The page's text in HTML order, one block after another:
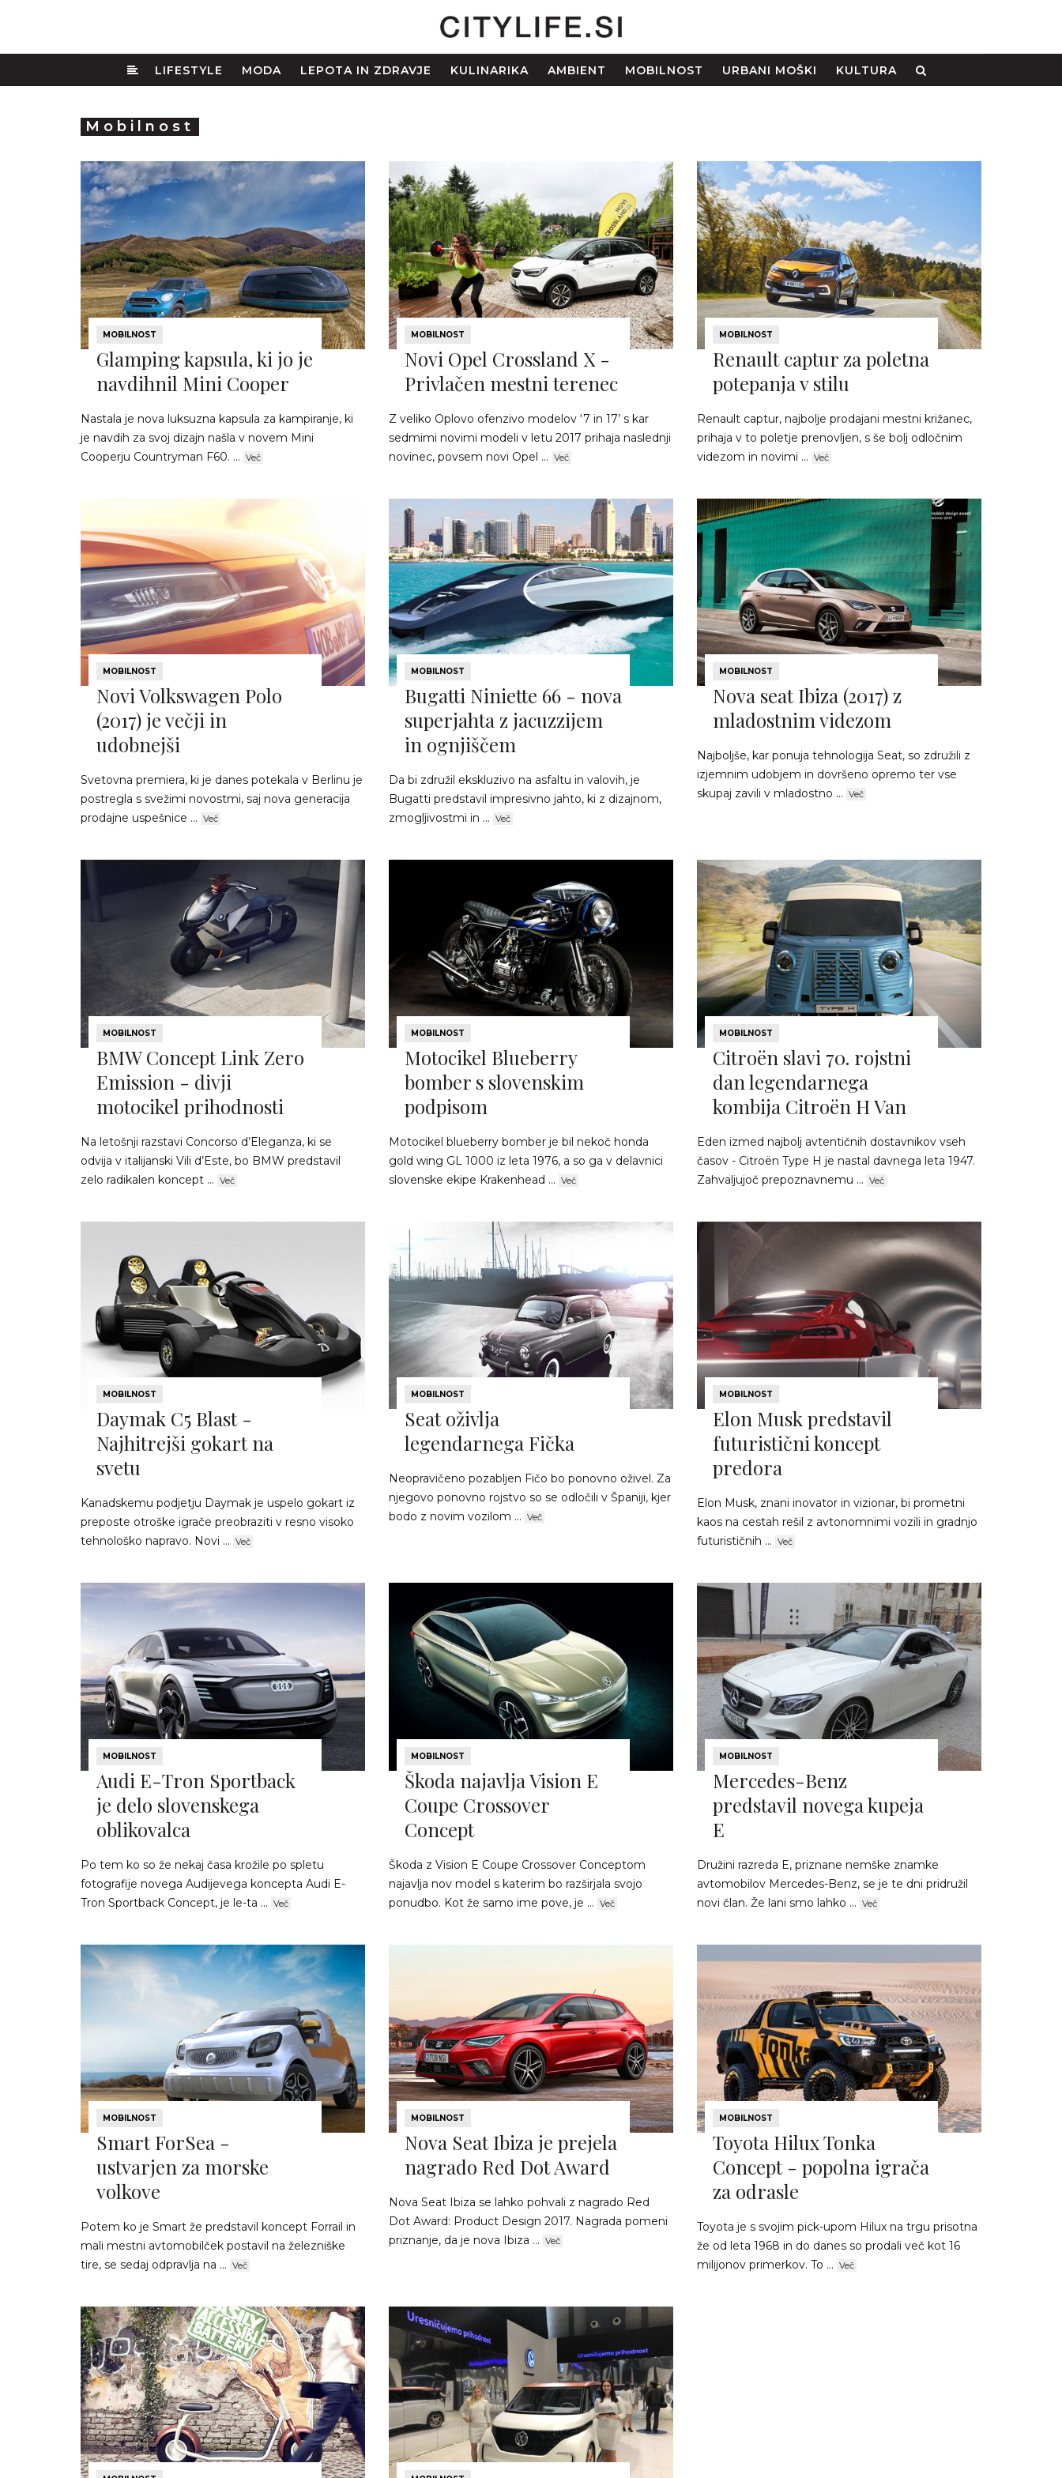
LIFESTYLE MODA LEPOTA IN ZDRAVJE KULINARIKA AMBIENT MOBILNOST URBANI MOŠKI KULTURA
Mobilnost
MOBILNOST
Glamping kapsula, ki jo je
navdihnil Mini Cooper
Nastala je nova luksuzna kapsula za kampiranje, ki
je navdih za svoj dizajn našla v novem Mini
Cooperju Countryman F60. ... Več
MOBILNOST
Novi Opel Crossland X -
Privlačen mestni terenec
Z veliko Oplovo ofenzivo modelov ‘7 in 17’ s kar
sedmimi novimi modeli v letu 2017 prihaja naslednji
novinec, povsem novi Opel ... Več
MOBILNOST
Renault captur za poletna
potepanja v stilu
Renault captur, najbolje prodajani mestni križanec,
prihaja v to poletje prenovljen, s še bolj odločnim
videzom in novimi ... Več
MOBILNOST
Novi Volkswagen Polo
(2017) je večji in
udobnejši
Svetovna premiera, ki je danes potekala v Berlinu je
postregla s svežimi novostmi, saj nova generacija
prodajne uspešnice ... Več
MOBILNOST
Bugatti Niniette 66 - nova
superjahta z jacuzzijem
in ognjiščem
Da bi združil ekskluzivo na asfaltu in valovih, je
Bugatti predstavil impresivno jahto, ki z dizajnom,
zmogljivostmi in ... Več
MOBILNOST
Nova seat Ibiza (2017) z
mladostnim videzom
Najboljše, kar ponuja tehnologija Seat, so združili z
izjemnim udobjem in dovršeno opremo ter vse
skupaj zavili v mladostno ... Več
MOBILNOST
BMW Concept Link Zero
Emission - divji
motocikel prihodnosti
Na letošnji razstavi Concorso d’Eleganza, ki se
odvija v italijanski Vili d’Este, bo BMW predstavil
zelo radikalen koncept ... Več
MOBILNOST
Motocikel Blueberry
bomber s slovenskim
podpisom
Motocikel blueberry bomber je bil nekoč honda
gold wing GL 1000 iz leta 1976, a so ga v delavnici
slovenske ekipe Krakenhead ... Več
MOBILNOST
Citroën slavi 70. rojstni
dan legendarnega
kombija Citroën H Van
Eden izmed najbolj avtentičnih dostavnikov vseh
časov - Citroën Type H je nastal davnega leta 1947.
Zahvaljujoč prepoznavnemu ... Več
MOBILNOST
Daymak C5 Blast -
Najhitrejši gokart na
svetu
Kanadskemu podjetju Daymak je uspelo gokart iz
preposte otroške igrače preobraziti v resno visoko
tehnološko napravo. Novi ... Več
MOBILNOST
Seat oživlja
legendarnega Fička
Neopravičeno pozabljen Fičo bo ponovno oživel. Za
njegovo ponovno rojstvo so se odločili v Španiji, kjer
bodo z novim vozilom ... Več
MOBILNOST
Elon Musk predstavil
futuristični koncept
predora
Elon Musk, znani inovator in vizionar, bi prometni
kaos na cestah rešil z avtonomnimi vozili in gradnjo
futurističnih ... Več
MOBILNOST
Audi E-Tron Sportback
je delo slovenskega
oblikovalca
Po tem ko so že nekaj časa krožile po spletu
fotografije novega Audijevega koncepta Audi E-
Tron Sportback Concept, je le-ta ... Več
MOBILNOST
Škoda najavlja Vision E
Coupe Crossover
Concept
Škoda z Vision E Coupe Crossover Conceptom
najavlja nov model s katerim bo razširjala svojo
ponudbo. Kot že samo ime pove, je ... Več
MOBILNOST
Mercedes-Benz
predstavil novega kupeja
E
Družini razreda E, priznane nemške znamke
avtomobilov Mercedes-Benz, se je te dni pridružil
novi član. Že lani smo lahko ... Več
MOBILNOST
Smart ForSea -
ustvarjen za morske
volkove
Potem ko je Smart že predstavil koncept Forrail in
mali mestni avtomobilček postavil na železniške
tire, se sedaj odpravlja na ... Več
MOBILNOST
Nova Seat Ibiza je prejela
nagrado Red Dot Award
Nova Seat Ibiza se lahko pohvali z nagrado Red
Dot Award: Product Design 2017. Nagrada pomeni
priznanje, da je nova Ibiza ... Več
MOBILNOST
Toyota Hilux Tonka
Concept - popolna igrača
za odrasle
Toyota je s svojim pick-upom Hilux na trgu prisotna
že od leta 1968 in do danes so prodali več kot 16
milijonov primerkov. To ... Več